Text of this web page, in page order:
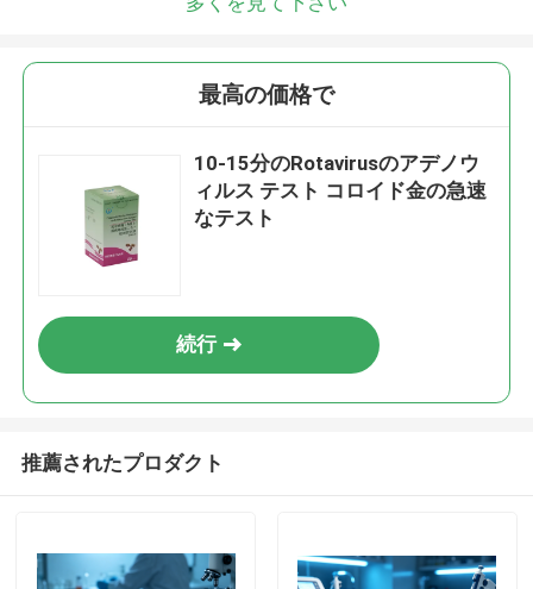
最高の価格で
10-15分のRotavirusのアデノウ
ィルス テスト コロイド金の急速
なテスト
続行
推薦されたプロダクト